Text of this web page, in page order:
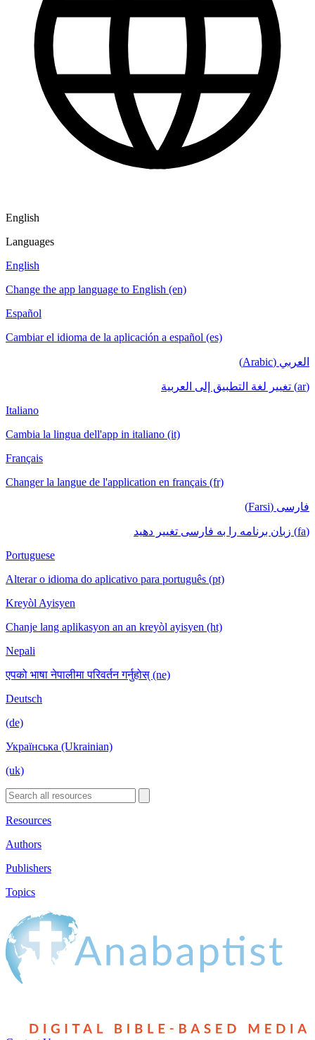
English
Languages
English
Change the app language to English (en)
Español
Cambiar el idioma de la aplicación a español (es)
العربي (Arabic)
(ar) تغيير لغة التطبيق إلى العربية
Italiano
Cambia la lingua dell'app in italiano (it)
Français
Changer la langue de l'application en français (fr)
فارسی (Farsi)
(fa) زبان برنامه را به فارسی تغییر دهید
Portuguese
Alterar o idioma do aplicativo para português (pt)
Kreyòl Ayisyen
Chanje lang aplikasyon an an kreyòl ayisyen (ht)
Nepali
एपको भाषा नेपालीमा परिवर्तन गर्नुहोस् (ne)
Deutsch
(de)
Українська (Ukrainian)
(uk)
Resources
Authors
Publishers
Topics